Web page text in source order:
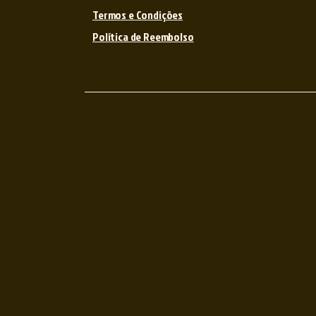
Termos e Condições
Política de Reembolso